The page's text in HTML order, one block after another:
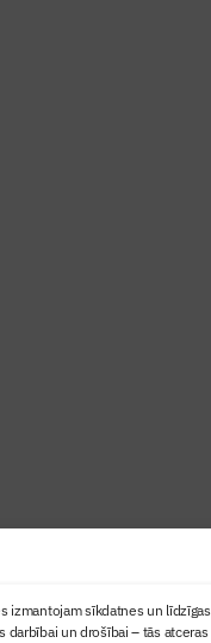
izmantojam sīkdatnes un
un drošībai – tās